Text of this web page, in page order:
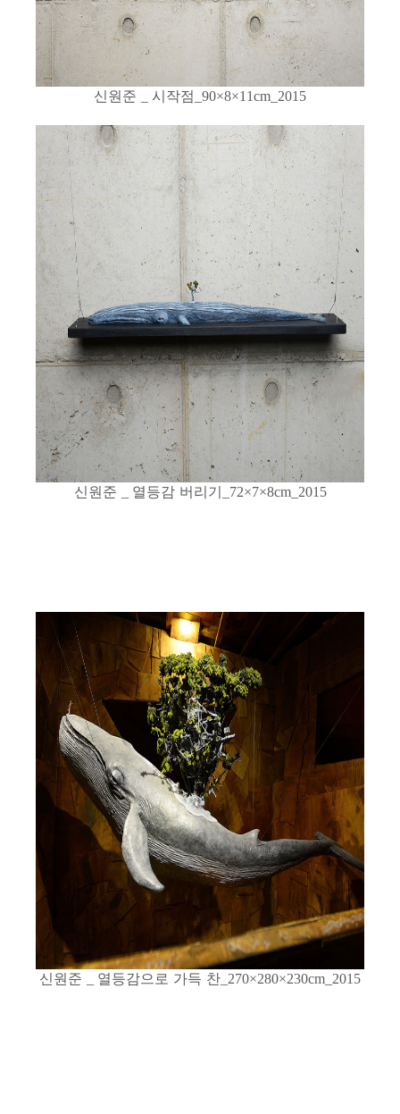
신원준 시작점 _90×8×11cm_2015
신원준 열등감 버리기 _72×7×8cm_2015
신원준 열등감으로 가득 찬 _270×280×230cm_2015